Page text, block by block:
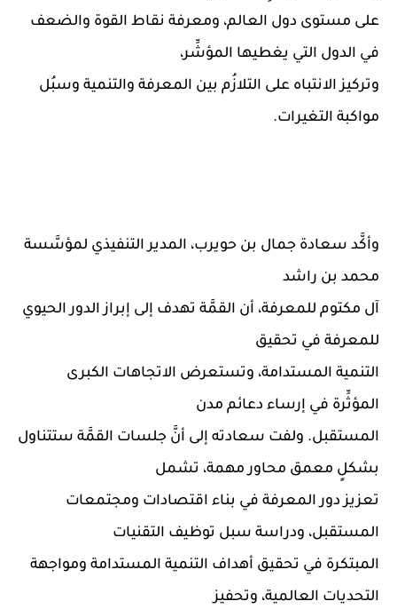
على مستوى دول العالم، ومعرفة نقاط القوة والضعف
في الدول التي يغطيها المؤشِّر،
وتركيز الانتباه على التلازُم بين المعرفة والتنمية وسبُل
مواكبة التغيرات.
وأكَّد سعادة جمال بن حويرب، المدير التنفيذي لمؤسَّسة
محمد بن راشد
آل مكتوم للمعرفة، أن القمَّة تهدف إلى إبراز الدور الحيوي
للمعرفة في تحقيق
التنمية المستدامة، وتستعرض الاتجاهات الكبرى
المؤثِّرة في إرساء دعائم مدن
المستقبل. ولفت سعادته إلى أنَّ جلسات القمَّة ستتناول
بشكلٍ معمق محاور مهمة، تشمل
تعزيز دور المعرفة في بناء اقتصادات ومجتمعات
المستقبل، ودراسة سبل توظيف التقنيات
المبتكرة في تحقيق أهداف التنمية المستدامة ومواجهة
التحديات العالمية، وتحفيز